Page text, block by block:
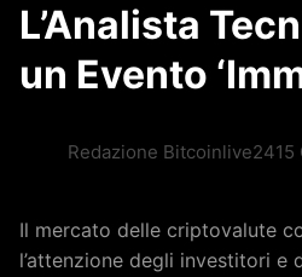
L’Analista
un Evento
Redazione Bitcoinlive2415
Il mercato delle criptovalute
l’attenzione degli investitori e